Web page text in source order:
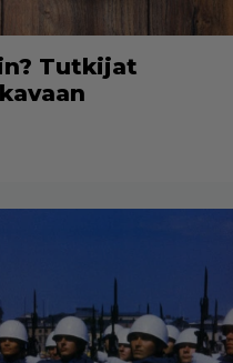
Tutkijat